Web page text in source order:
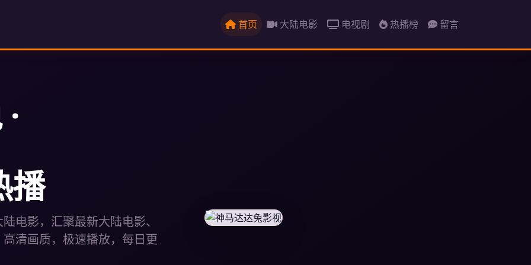
首页 大陆电影 电视剧 热播榜 留言
播
电影，汇聚最新大陆电影、
清画质，极速播放，每日更